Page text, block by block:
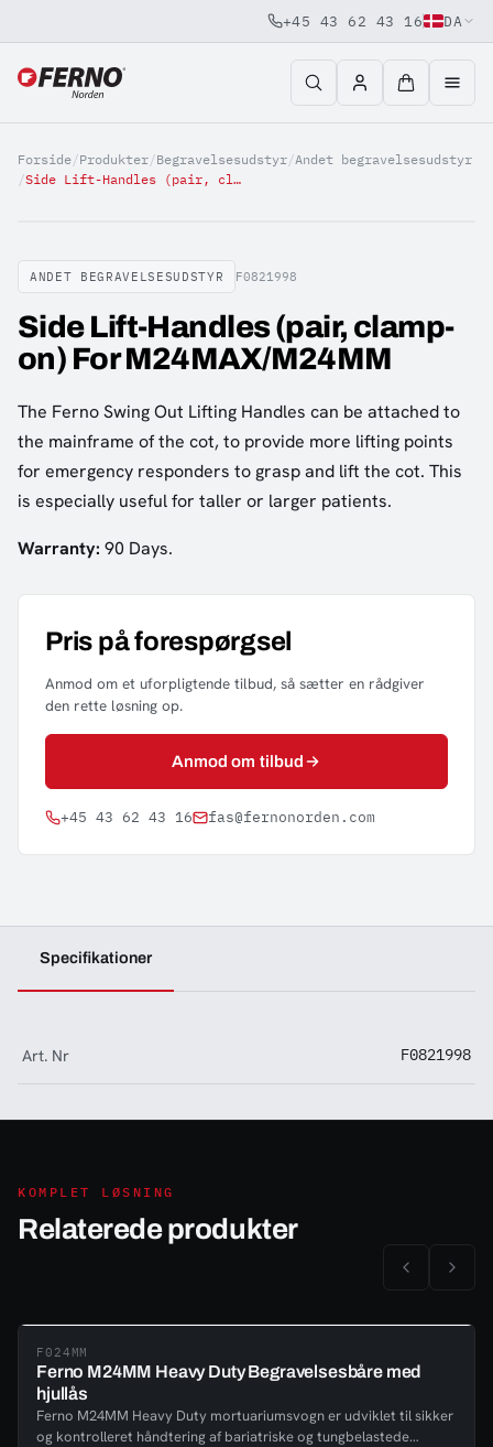
Jump to content
+45 43 62 43 16 DA
Forside/Produkter/Begravelsesudstyr/Andet begravelsesudstyr
/
Side Lift-Handles (pair, clamp-on) For M24MAX/M24MM
ANDET BEGRAVELSESUDSTYR F0821998
Side Lift-Handles (pair, clamp-
on) For M24MAX/M24MM
The Ferno Swing Out Lifting Handles can be attached to
the mainframe of the cot, to provide more lifting points
for emergency responders to grasp and lift the cot. This
is especially useful for taller or larger patients.
Warranty: 90 Days.
Pris på forespørgsel
Anmod om et uforpligtende tilbud, så sætter en rådgiver
den rette løsning op.
Anmod om tilbud
+45 43 62 43 16 fas@fernonorden.com
Specifikationer
Art. Nr F0821998
KOMPLET LØSNING
Relaterede produkter
F024MM
Ferno M24MM Heavy Duty Begravelsesbåre med
hjullås
Ferno M24MM Heavy Duty mortuariumsvogn er udviklet til sikker
og kontrolleret håndtering af bariatriske og tungbelastede